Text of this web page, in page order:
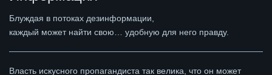
Блуждая в потоках дезинформации,
каждый может найти свою… удобную для него правду.
Власть искусного пропагандиста так велика, что он может